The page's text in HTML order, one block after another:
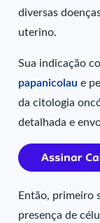
diversas
uterino.
Sua indicação
papanicolau e
da citologia
detalhada e
Então, primeiro
presença de